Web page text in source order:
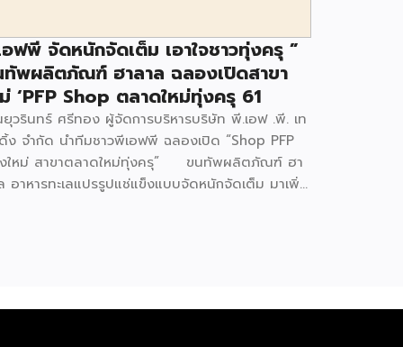
ฟพี จัดหนักจัดเต็ม เอาใจชาวทุ่งครุ ”
พผลิตภัณฑ์ ฮาลาล ฉลองเปิดสาขา
‘PFP Shop ตลาดใหม่ทุ่งครุ 61
วรินทร์ ศรีทอง ผู้จัดการบริหารบริษัท พี.เอฟ .พี. เท
ง จำกัด นำทีมชาวพีเอฟพี ฉลองเปิด “Shop PFP
ใหม่ สาขาตลาดใหม่ทุ่งครุ” ขนทัพผลิตภัณฑ์ ฮา
อาหารทะเลแปรรูปแช่แข็งแบบจัดหนักจัดเต็ม มาเพิ่ม
รุงรับประทานเอง หรือทำเป็นเมนู ชาบู ต้ม ปิ้ง ย่าง